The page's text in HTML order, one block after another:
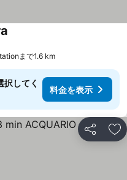
まで1.6 km
択してく
料金を表示
シェア お